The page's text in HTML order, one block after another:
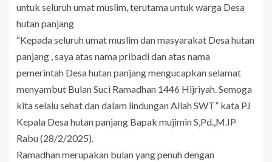
untuk seluruh umat muslim, terutama untuk warga Desa
hutan panjang
“Kepada seluruh umat muslim dan masyarakat Desa hutan
panjang , saya atas nama pribadi dan atas nama
pemerintah Desa hutan panjang mengucapkan selamat
menyambut Bulan Suci Ramadhan 1446 Hijriyah. Semoga
kita selalu sehat dan dalam lindungan Allah SWT” kata PJ
Kepala Desa hutan panjang Bapak mujimin S,Pd.,M.IP
Rabu (28/2/2025).
Ramadhan merupakan bulan yang penuh dengan